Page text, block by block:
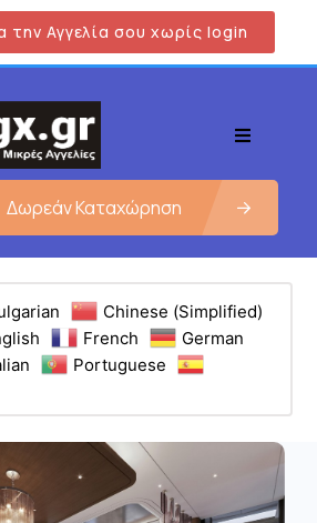
την Αγγελία σου χωρίς login
Δωρεάν Καταχώρηση
Chinese (Simplified)
French
German
Portuguese